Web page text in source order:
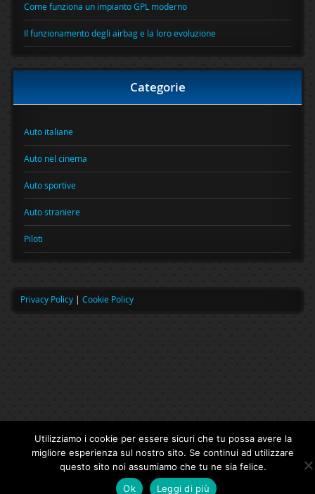
Come funziona un impianto GPL moderno
Il funzionamento degli airbag e la loro evoluzione
Categorie
Auto italiane
Auto nel cinema
Auto sportive
Auto straniere
Piloti
Privacy Policy | Cookie Policy
Utilizziamo i cookie per essere sicuri che tu possa avere la
migliore esperienza sul nostro sito. Se continui ad utilizzare
questo sito noi assumiamo che tu ne sia felice.
Ok
Leggi di più